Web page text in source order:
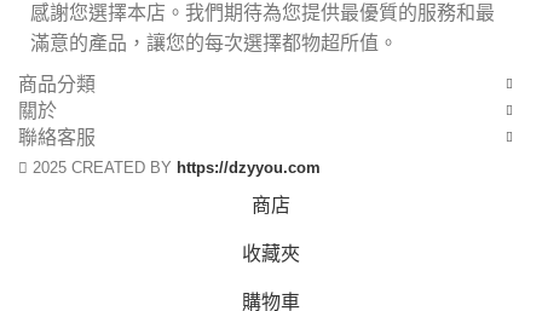
感謝您選擇本店。我們期待為您提供最優質的服務和最
滿意的產品，讓您的每次選擇都物超所值。
商品分類
關於
聯絡客服
2025 CREATED BY https://dzyyou.com
商店
收藏夾
購物車